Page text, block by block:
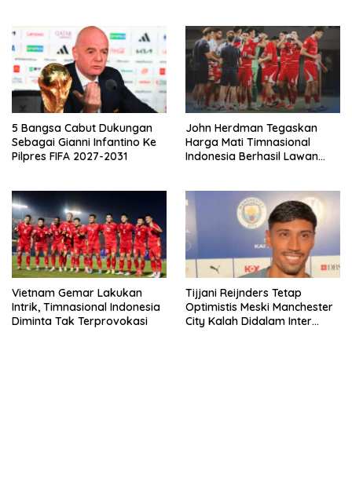
5 Bangsa Cabut Dukungan
Sebagai Gianni Infantino Ke
Pilpres FIFA 2027-2031
John Herdman Tegaskan
Harga Mati Timnasional
Indonesia Berhasil Lawan
Vietnam Gemar Lakukan
Intrik, Timnasional Indonesia
Diminta Tak Terprovokasi
Tijjani Reijnders Tetap
Optimistis Meski Manchester
City Kalah Didalam Inter